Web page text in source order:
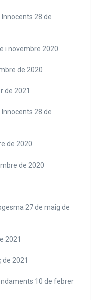
28 de
i novembre 2020
de 2020
de 2021
28 de
de 2020
de 2020
27 de maig de
2021
2021
10 de febrer